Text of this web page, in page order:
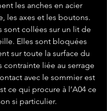
les anches en acier
les axes et les boutons.
sont collées sur un lit de
Elles sont bloquées
sur toute la surface du
contrainte liée au serrage
avec le sommier est
ce qui procure à l’A04 ce
si particulier.